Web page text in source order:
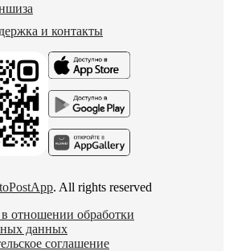
и контакты
. All rights reserved
отношении обработки
данных
соглашение